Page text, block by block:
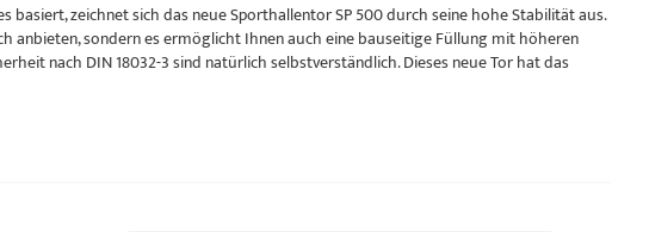
basiert, zeichnet sich das neue Sporthallentor SP 500 durch seine hohe Stabilität aus.
anbieten, sondern es ermöglicht Ihnen auch eine bauseitige Füllung mit höheren
nach DIN 18032-3 sind natürlich selbstverständlich. Dieses neue Tor hat das